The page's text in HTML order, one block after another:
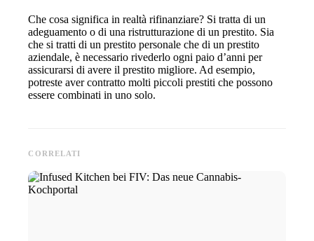
Che cosa significa in realtà rifinanziare? Si tratta di un
adeguamento o di una ristrutturazione di un prestito. Sia
che si tratti di un prestito personale che di un prestito
aziendale, è necessario rivederlo ogni paio d’anni per
assicurarsi di avere il prestito migliore. Ad esempio,
potreste aver contratto molti piccoli prestiti che possono
essere combinati in uno solo.
CORRELATI